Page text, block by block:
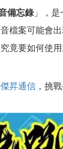
備忘錄」，是
檔案可能會
竟要如何使
傑昇通信 ，挑